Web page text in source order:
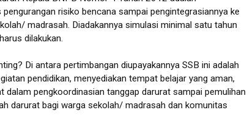
risiko bencana sampai pengintegrasiannya ke
madrasah. Diadakannya simulasi minimal satu tahun
dilakukan.
Di antara pertimbangan diupayakannya SSB ini adalah
pendidikan, menyediakan tempat belajar yang aman,
dalam pengkoordinasian tanggap darurat sampai pemulihan
darurat bagi warga sekolah/ madrasah dan komunitas